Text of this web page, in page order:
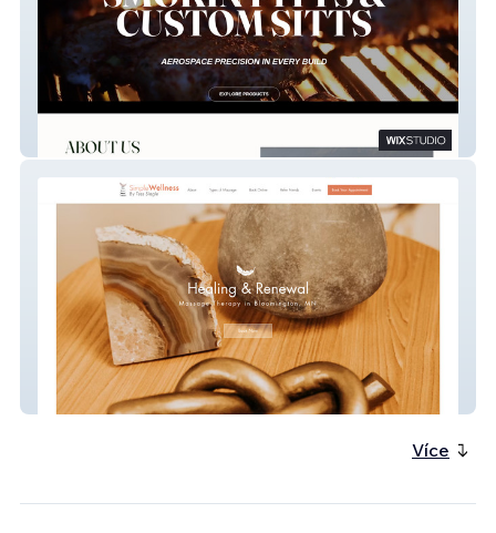
Smokin Pitts
Simple Wellness, LLC
Více